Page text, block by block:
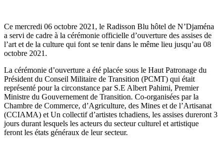
Ce mercredi 06 octobre 2021, le Radisson Blu hôtel de N’Djaména
a servi de cadre à la cérémonie officielle d’ouverture des assises de
l’art et de la culture qui font se tenir dans le même lieu jusqu’au 08
octobre 2021.
La cérémonie d’ouverture a été placée sous le Haut Patronage du
Président du Conseil Militaire de Transition (PCMT) qui était
représenté pour la circonstance par S.E Albert Pahimi, Premier
Ministre du Gouvernement de Transition. Co-organisées par la
Chambre de Commerce, d’Agriculture, des Mines et de l’Artisanat
(CCIAMA) et Un collectif d’artistes tchadiens, les assises dureront 3
jours durant lesquels les acteurs du secteur culturel et artistique
feront les états généraux de leur secteur.